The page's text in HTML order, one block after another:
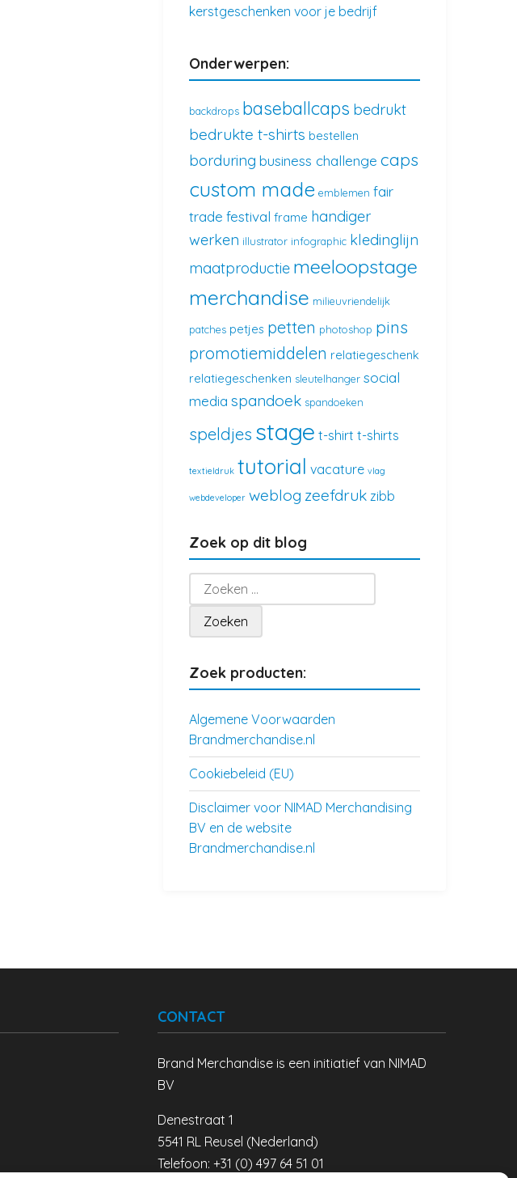
kerstgeschenken voor je bedrijf
Onderwerpen:
backdrops baseballcaps bedrukt
bedrukte t-shirts bestellen
borduring business challenge caps
custom made emblemen fair
trade festival frame handiger
werken illustrator infographic kledinglijn
maatproductie meeloopstage
merchandise milieuvriendelijk
patches petjes petten photoshop pins
promotiemiddelen relatiegeschenk
relatiegeschenken sleutelhanger social
media spandoek spandoeken
speldjes stage t-shirt t-shirts
textieldruk tutorial vacature vlag
webdeveloper weblog zeefdruk zibb
Zoek op dit blog
Zoeken
naar:
Zoek producten:
Algemene Voorwaarden
Brandmerchandise.nl
Cookiebeleid (EU)
Disclaimer voor NIMAD Merchandising
BV en de website
Brandmerchandise.nl
CONTACT
Brand Merchandise is een initiatief van NIMAD
BV
Denestraat 1
5541 RL Reusel (Nederland)
Telefoon: +31 (0) 497 64 51 01